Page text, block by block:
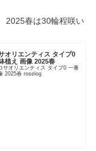
春は30輪程咲い
オリエンティス タイプ0
植え 画像 2025春
サオリエンティス タイプ0 一番
2025春 roselog